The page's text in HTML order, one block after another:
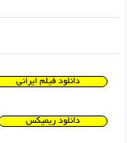
دانلود فیلم ایرانی
دانلود ریمیکس